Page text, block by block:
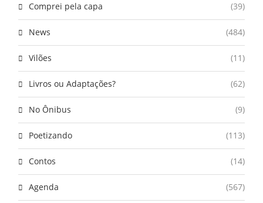
Comprei pela capa (39)
News (484)
Vilões (11)
Livros ou Adaptações? (62)
No Ônibus (9)
Poetizando (113)
Contos (14)
Agenda (567)